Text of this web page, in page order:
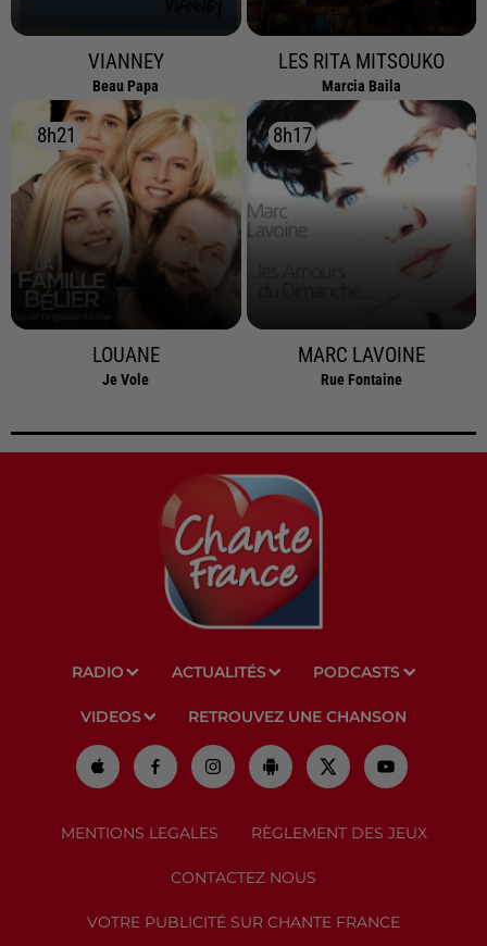
VIANNEY
Beau Papa
LES RITA MITSOUKO
Marcia Baila
8h21
8h21
LOUANE
Je Vole
8h17
8h17
MARC LAVOINE
Rue Fontaine
RADIO ACTUALITÉS PODCASTS
VIDEOS RETROUVEZ UNE CHANSON
MENTIONS LEGALES RÈGLEMENT DES JEUX
CONTACTEZ NOUS
VOTRE PUBLICITÉ SUR CHANTE FRANCE